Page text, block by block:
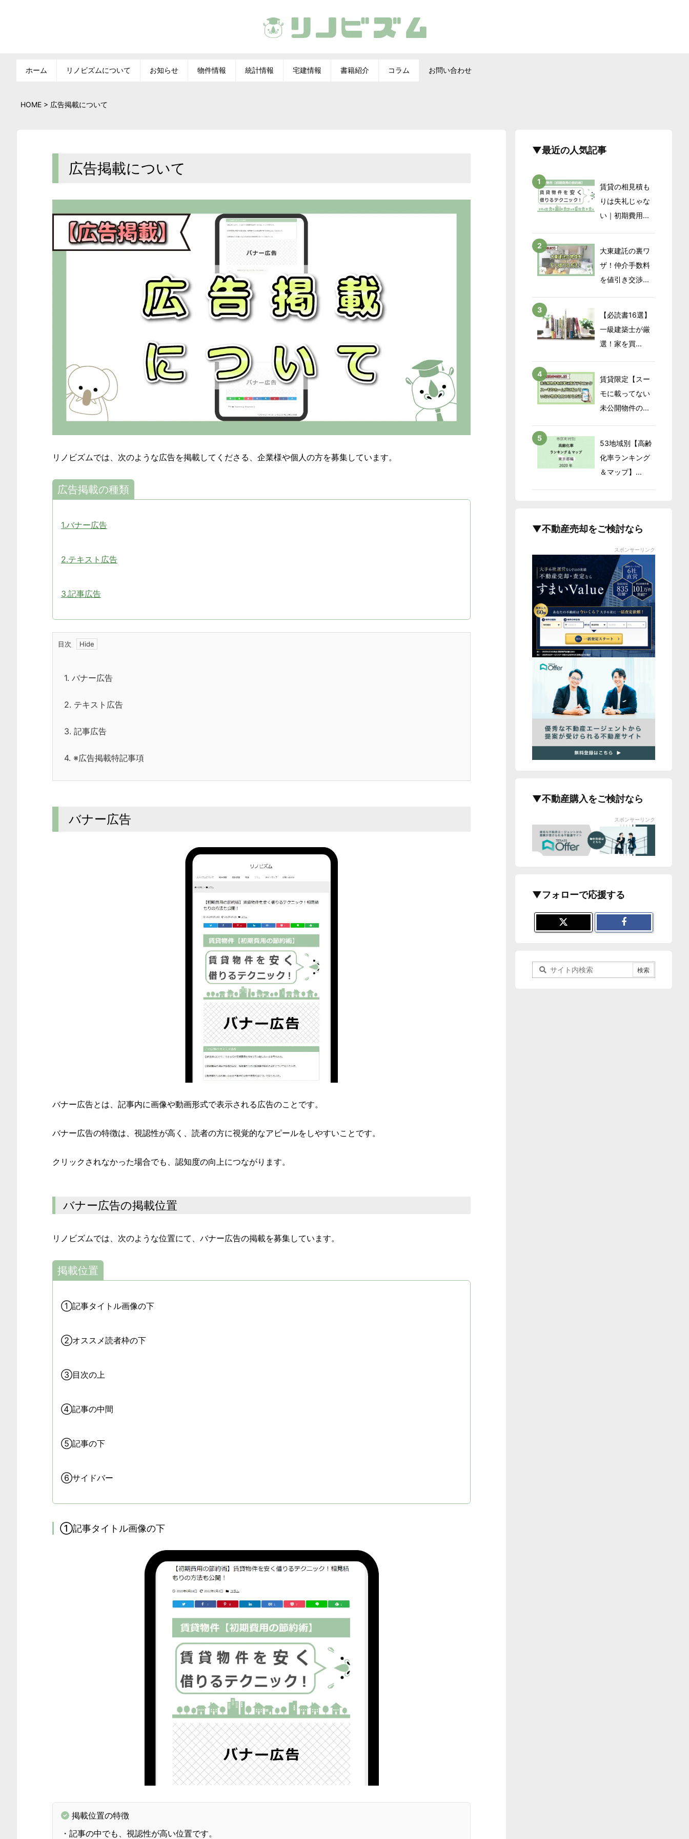
ホーム リノビズムについて お知らせ 物件情報 統計情報 宅建情報 書籍紹介 コラム お問い合わせ
HOME > 広告掲載について
広告掲載について
リノビズムでは、次のような広告を掲載してくださる、企業様や個人の方を募集しています。
広告掲載の種類
1.バナー広告
2.テキスト広告
3.記事広告
目次
1. バナー広告
2. テキスト広告
3. 記事広告
4. ※広告掲載特記事項
バナー広告
バナー広告とは、記事内に画像や動画形式で表示される広告のことです。
バナー広告の特徴は、視認性が高く、読者の方に視覚的なアピールをしやすいことです。
クリックされなかった場合でも、認知度の向上につながります。
バナー広告の掲載位置
リノビズムでは、次のような位置にて、バナー広告の掲載を募集しています。
掲載位置
①記事タイトル画像の下
②オススメ読者枠の下
③目次の上
④記事の中間
⑤記事の下
⑥サイドバー
①記事タイトル画像の下
掲載位置の特徴
・記事の中でも、視認性が高い位置です。
▼最近の人気記事
賃貸の相見積も
りは失礼じゃな
い｜初期費用...
大東建託の裏ワ
ザ！仲介手数料
を値引き交渉...
【必読書16選】
一級建築士が厳
選！家を買...
賃貸限定【スー
モに載ってない
未公開物件の...
53地域別【高齢
化率ランキング
＆マップ】...
▼不動産売却をご検討なら
スポンサーリンク
▼不動産購入をご検討なら
スポンサーリンク
▼フォローで応援する